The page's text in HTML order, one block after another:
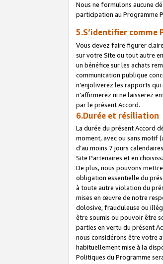
Nous ne formulons aucune
participation au Programme
5.S’identifier comme
Vous devez faire figurer
sur votre Site ou tout autre
un bénéfice sur les achats
communication publique
n’enjoliverez les rapports
n’affirmerez ni ne laisserez
par le présent Accord.
6.Durée et résiliation
La durée du présent Accord
moment, avec ou sans motif
d’au moins 7 jours
Site Partenaires et en
De plus, nous pouvons
obligation essentielle du
à toute autre violation du
mises en œuvre de notre
dolosive, frauduleuse ou
être soumis ou pouvoir être
parties en vertu du présent
nous considérons être votre
habituellement mise à la
Politiques du Programme